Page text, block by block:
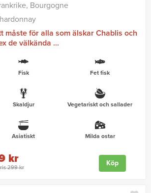
Bourgogne
måste för alla som älskar Chablis och
de välkända ...
Fisk Fet fisk
Skaldjur Vegetariskt och sallader
Asiatiskt Milda ostar
299 kr
kr Köp